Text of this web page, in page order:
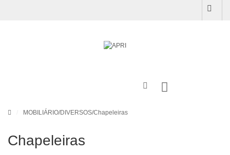
MOBILIÁRIO/DIVERSOS/Chapeleiras
Chapeleiras